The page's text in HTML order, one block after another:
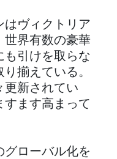
はヴィクトリア
世界有数の豪華
も引けを取らな
揃えている。
更新されてい
すます高まって
グローバル化を